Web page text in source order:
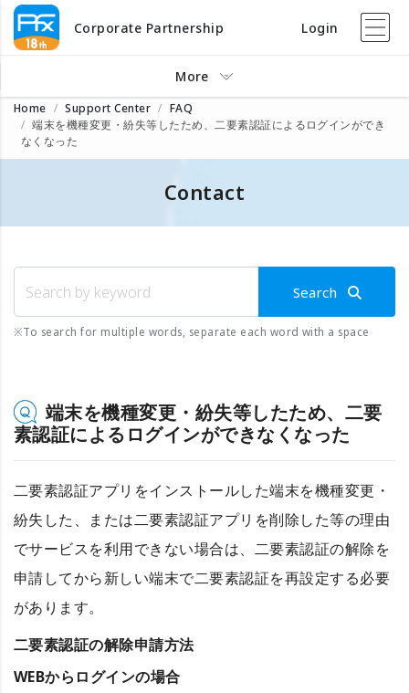
Corporate Partnership Login
More
Home Support Center
FAQ
端末を機種変更・紛失等したため、二要素認証によるログインができ
なくなった
Contact
Search
※To search for multiple words, separate each word with a space
端末を機種変更・紛失等したため、二要
素認証によるログインができなくなった
二要素認証アプリをインストールした端末を機種変更・
紛失した、または二要素認証アプリを削除した等の理由
でサービスを利用できない場合は、二要素認証の解除を
申請してから新しい端末で二要素認証を再設定する必要
があります。
二要素認証の解除申請方法
WEBからログインの場合